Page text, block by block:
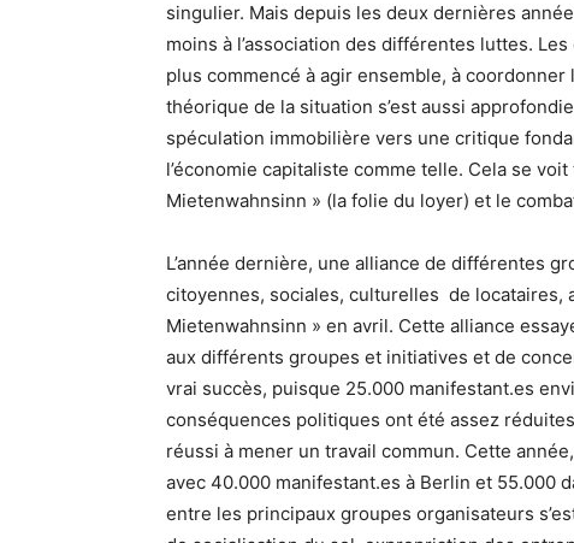
singulier. Mais depuis les deux dernières
moins à l’association des différentes luttes.
plus commencé à agir ensemble, à
théorique de la situation s’est aussi
spéculation immobilière vers une critique
l’économie capitaliste comme telle. Cela se
Mietenwahnsinn » (la folie du loyer) et le
L’année dernière, une alliance de différentes
citoyennes, sociales, culturelles de locataires,
Mietenwahnsinn » en avril. Cette alliance
aux différents groupes et initiatives et de
vrai succès, puisque 25.000 manifestant.es
conséquences politiques ont été assez
réussi à mener un travail commun. Cette
avec 40.000 manifestant.es à Berlin et 55.000
entre les principaux groupes organisateurs